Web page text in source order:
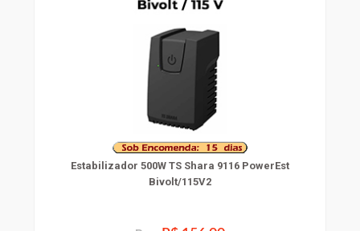
Estabilizador 500W TS Shara 9116 PowerEst
Bivolt/115V2